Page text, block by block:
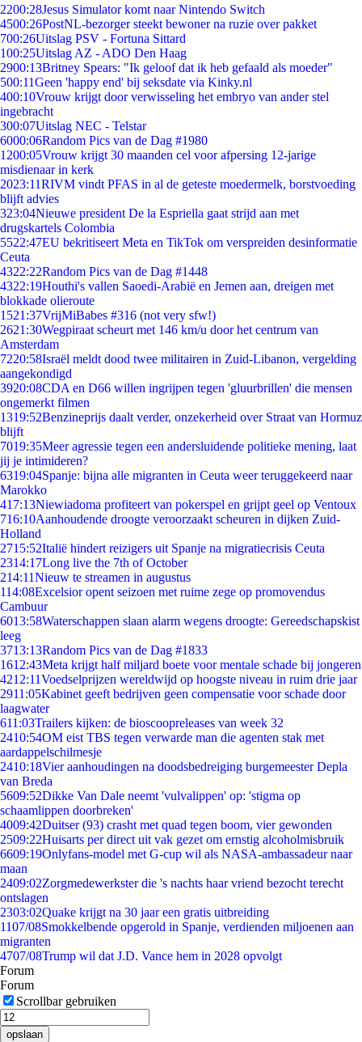
2200:28Jesus Simulator komt naar Nintendo Switch
4500:26PostNL-bezorger steekt bewoner na ruzie over pakket
700:26Uitslag PSV - Fortuna Sittard
100:25Uitslag AZ - ADO Den Haag
2900:13Britney Spears: "Ik geloof dat ik heb gefaald als moeder"
500:11Geen 'happy end' bij seksdate via Kinky.nl
400:10Vrouw krijgt door verwisseling het embryo van ander stel
ingebracht
300:07Uitslag NEC - Telstar
6000:06Random Pics van de Dag #1980
1200:05Vrouw krijgt 30 maanden cel voor afpersing 12-jarige
misdienaar in kerk
2023:11RIVM vindt PFAS in al de geteste moedermelk, borstvoeding
blijft advies
323:04Nieuwe president De la Espriella gaat strijd aan met
drugskartels Colombia
5522:47EU bekritiseert Meta en TikTok om verspreiden desinformatie
Ceuta
4322:22Random Pics van de Dag #1448
4322:19Houthi's vallen Saoedi-Arabië en Jemen aan, dreigen met
blokkade olieroute
1521:37VrijMiBabes #316 (not very sfw!)
2621:30Wegpiraat scheurt met 146 km/u door het centrum van
Amsterdam
7220:58Israël meldt dood twee militairen in Zuid-Libanon, vergelding
aangekondigd
3920:08CDA en D66 willen ingrijpen tegen 'gluurbrillen' die mensen
ongemerkt filmen
1319:52Benzineprijs daalt verder, onzekerheid over Straat van Hormuz
blijft
7019:35Meer agressie tegen een andersluidende politieke mening, laat
jij je intimideren?
6319:04Spanje: bijna alle migranten in Ceuta weer teruggekeerd naar
Marokko
417:13Niewiadoma profiteert van pokerspel en grijpt geel op Ventoux
716:10Aanhoudende droogte veroorzaakt scheuren in dijken Zuid-
Holland
2715:52Italië hindert reizigers uit Spanje na migratiecrisis Ceuta
2314:17Long live the 7th of October
214:11Nieuw te streamen in augustus
114:08Excelsior opent seizoen met ruime zege op promovendus
Cambuur
6013:58Waterschappen slaan alarm wegens droogte: Gereedschapskist
leeg
3713:13Random Pics van de Dag #1833
1612:43Meta krijgt half miljard boete voor mentale schade bij jongeren
4212:11Voedselprijzen wereldwijd op hoogste niveau in ruim drie jaar
2911:05Kabinet geeft bedrijven geen compensatie voor schade door
laagwater
611:03Trailers kijken: de bioscoopreleases van week 32
2410:54OM eist TBS tegen verwarde man die agenten stak met
aardappelschilmesje
2410:18Vier aanhoudingen na doodsbedreiging burgemeester Depla
van Breda
5609:52Dikke Van Dale neemt 'vulvalippen' op: 'stigma op
schaamlippen doorbreken'
4009:42Duitser (93) crasht met quad tegen boom, vier gewonden
2509:22Huisarts per direct uit vak gezet om ernstig alcoholmisbruik
6609:19Onlyfans-model met G-cup wil als NASA-ambassadeur naar
maan
2409:02Zorgmedewerkster die 's nachts haar vriend bezocht terecht
ontslagen
2303:02Quake krijgt na 30 jaar een gratis uitbreiding
1107/08Smokkelbende opgerold in Spanje, verdienden miljoenen aan
migranten
4707/08Trump wil dat J.D. Vance hem in 2028 opvolgt
Forum
Forum
Scrollbar gebruiken
opslaan